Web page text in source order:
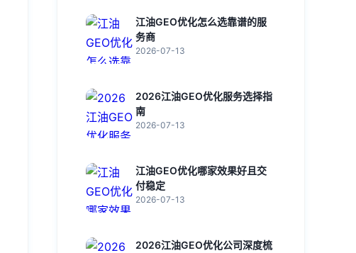
江油GEO优化怎么选靠谱的服
务商
2026-07-13
2026江油GEO优化服务选择指
南
2026-07-13
江油GEO优化哪家效果好且交
付稳定
2026-07-13
2026江油GEO优化公司深度梳